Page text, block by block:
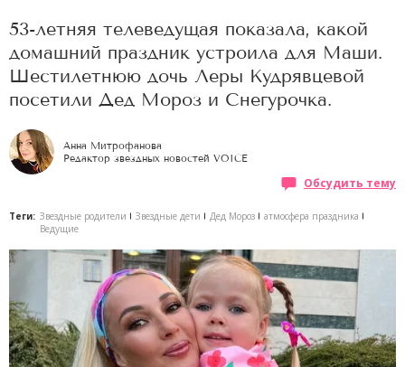
53-летняя телеведущая показала, какой
домашний праздник устроила для Маши.
Шестилетнюю дочь Леры Кудрявцевой
посетили Дед Мороз и Снегурочка.
Анна Митрофанова
Редактор звездных новостей VOICE
Обсудить тему
Теги: Звездные родители Звездные дети Дед Мороз
атмосфера праздника
Ведущие